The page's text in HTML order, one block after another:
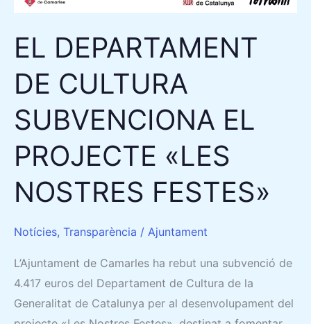
EL DEPARTAMENT
DE CULTURA
SUBVENCIONA EL
PROJECTE «LES
NOSTRES FESTES»
Notícies, Transparència / Ajuntament
L’Ajuntament de Camarles ha rebut una subvenció de
4.417 euros del Departament de Cultura de la
Generalitat de Catalunya per al desenvolupament del
NOSTRES
FESTES»